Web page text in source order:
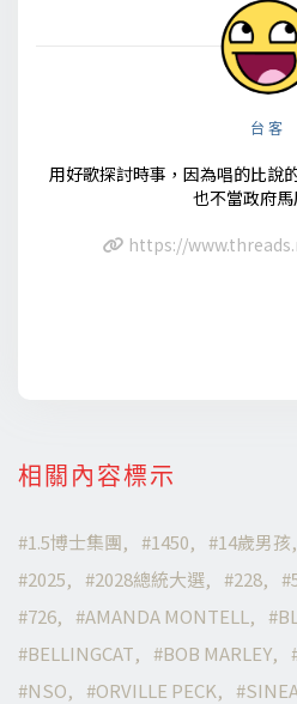
台客
用好歌探討時事，因為唱的比說
也不當政府馬
https://
相關內容標示
1.5博士集團 1450 14歲男孩
2025
2028總統大選 228
726
AMANDA MONTELL
BELLINGCAT
BOB MARLEY
NSO
ORVILLE PECK